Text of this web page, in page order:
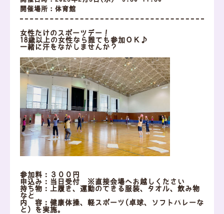
開催場所：体育館
女性だけのスポーツデー！
18歳以上の女性なら誰でも参加ＯＫ♪
一緒に汗をながしませんか？
参加料：３００円
申込み：当日受付 ※直接会場へお越しください
持ち物：上履き、運動のできる服装、タオル、飲み物
など
内 容：健康体操、軽スポーツ(卓球、ソフトバレーな
ど）を実施。